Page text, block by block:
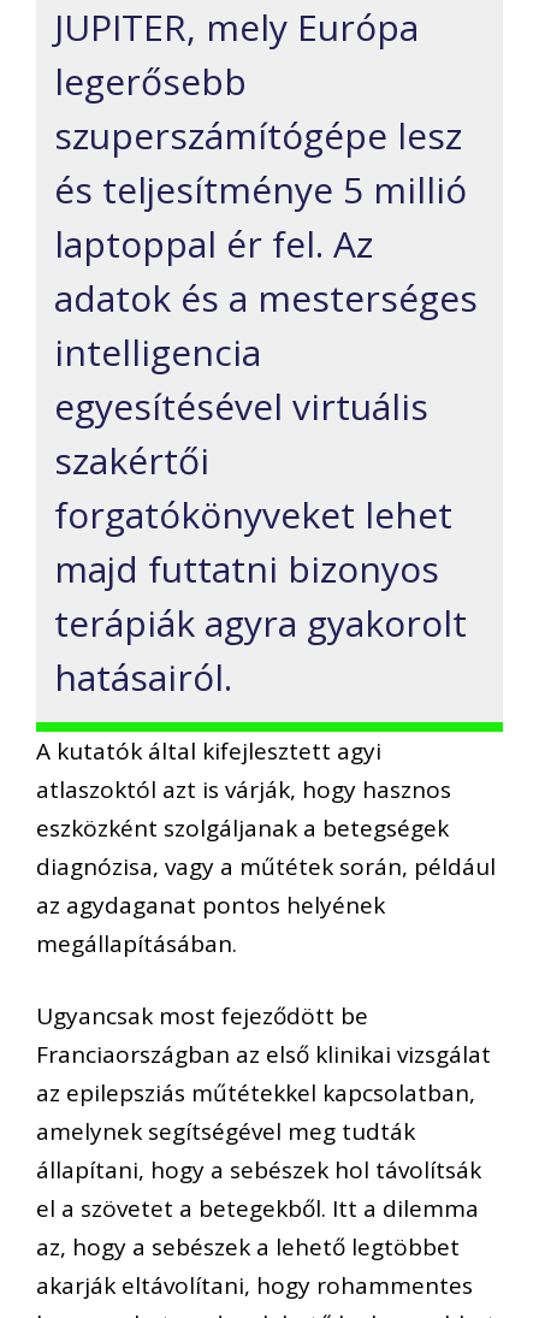
JUPITER, mely Európa
legerősebb
szuperszámítógépe lesz
és teljesítménye 5 millió
laptoppal ér fel. Az
adatok és a mesterséges
intelligencia
egyesítésével virtuális
szakértői
forgatókönyveket lehet
majd futtatni bizonyos
terápiák agyra gyakorolt
hatásairól.
A kutatók által kifejlesztett agyi
atlaszoktól azt is várják, hogy hasznos
eszközként szolgáljanak a betegségek
diagnózisa, vagy a műtétek során, például
az agydaganat pontos helyének
megállapításában.
Ugyancsak most fejeződött be
Franciaországban az első klinikai vizsgálat
az epilepsziás műtétekkel kapcsolatban,
amelynek segítségével meg tudták
állapítani, hogy a sebészek hol távolítsák
el a szövetet a betegekből. Itt a dilemma
az, hogy a sebészek a lehető legtöbbet
akarják eltávolítani, hogy rohammentes